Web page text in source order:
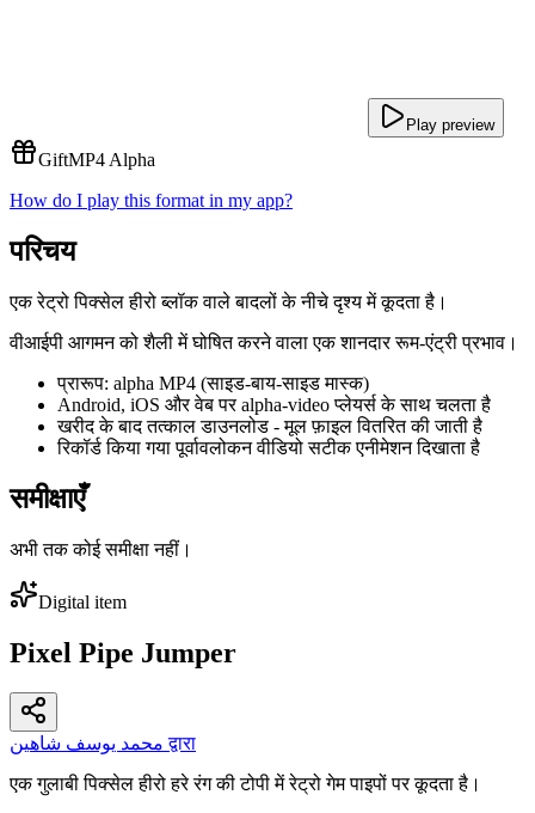
Play preview
GiftMP4 Alpha
How do I play this format in my app?
परिचय
एक रेट्रो पिक्सेल हीरो ब्लॉक वाले बादलों के नीचे दृश्य में कूदता है।
वीआईपी आगमन को शैली में घोषित करने वाला एक शानदार रूम-एंट्री प्रभाव।
प्रारूप: alpha MP4 (साइड-बाय-साइड मास्क)
Android, iOS और वेब पर alpha-video प्लेयर्स के साथ चलता है
खरीद के बाद तत्काल डाउनलोड - मूल फ़ाइल वितरित की जाती है
रिकॉर्ड किया गया पूर्वावलोकन वीडियो सटीक एनीमेशन दिखाता है
समीक्षाएँ
अभी तक कोई समीक्षा नहीं।
Digital item
Pixel Pipe Jumper
محمد يوسف شاهين द्वारा
एक गुलाबी पिक्सेल हीरो हरे रंग की टोपी में रेट्रो गेम पाइपों पर कूदता है।